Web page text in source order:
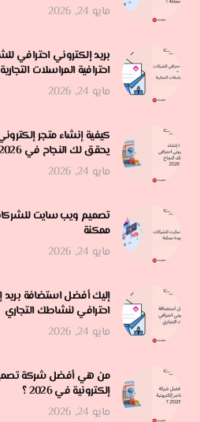
مايو 24, 2026
بريد إلكتروني احترافي
احترافية المراسلات التجارية
مايو 24, 2026
كيفية إنشاء متجر
يحقق لك النجاح في 2026
مايو 24, 2026
تصميم ويب سايت
ممكنة
مايو 24, 2026
إليك أفضل استضافة بريد
احترافي لنشاطك التجاري
مايو 24, 2026
من هي أفضل شركة
إلكترونية في 2026 ؟
مايو 24, 2026